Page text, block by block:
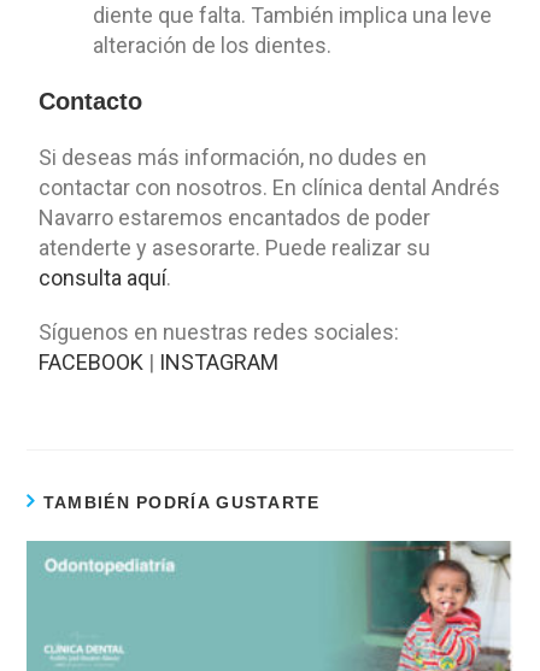
diente que falta. También implica una leve
alteración de los dientes.
Contacto
Si deseas más información, no dudes en
contactar con nosotros. En clínica dental Andrés
Navarro estaremos encantados de poder
atenderte y asesorarte. Puede realizar su
consulta aquí.
Síguenos en nuestras redes sociales:
FACEBOOK | INSTAGRAM
TAMBIÉN PODRÍA GUSTARTE